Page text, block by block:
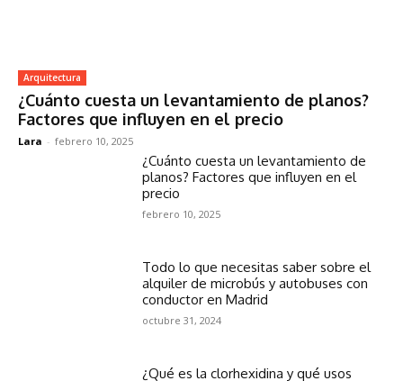
Arquitectura
¿Cuánto cuesta un levantamiento de planos?
Factores que influyen en el precio
Lara - febrero 10, 2025
¿Cuánto cuesta un levantamiento de
planos? Factores que influyen en el
precio
febrero 10, 2025
Todo lo que necesitas saber sobre el
alquiler de microbús y autobuses con
conductor en Madrid
octubre 31, 2024
¿Qué es la clorhexidina y qué usos